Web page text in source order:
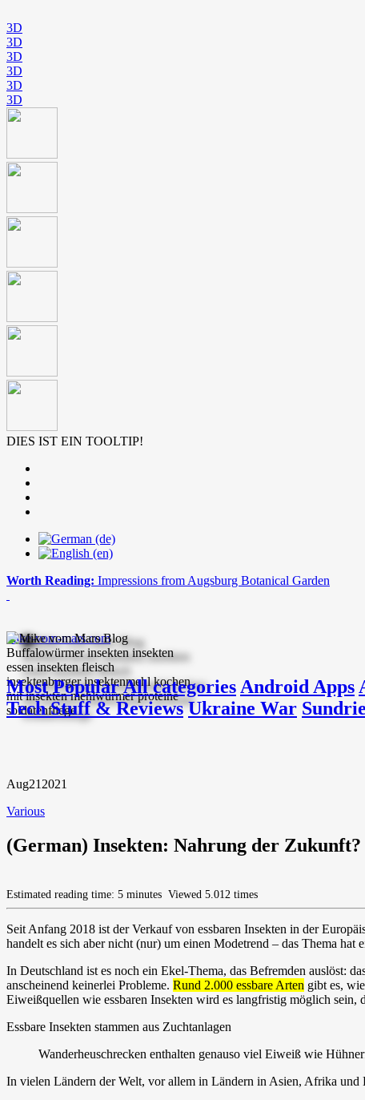
3D
3D
3D
3D
3D
3D
DIES IST EIN TOOLTIP!
Worth Reading: Impressions from Augsburg Botanical Garden
mike-vom-mars.com
Most PopularAll categories Android Apps
Tech Stuff & Reviews Ukraine War
Aug21 2021
Various
(German) Insekten: Nahrung der Zukunft?
Estimated reading time: 5 minutes Viewed 5.012 times
Seit Anfang 2018 ist der Verkauf von essbaren Insekten in der
handelt es sich aber nicht (nur) um einen Modetrend – das Thema hat
In Deutschland ist es noch ein Ekel-Thema, das Befremden auslöst:
anscheinend keinerlei Probleme. Rund 2.000 essbare Arten gibt es,
Eiweißquellen wie essbaren Insekten wird es langfristig möglich sein,
Essbare Insekten stammen aus Zuchtanlagen
Wanderheuschrecken enthalten genauso viel Eiweiß wie
In vielen Ländern der Welt, vor allem in Ländern in Asien, Afrika und